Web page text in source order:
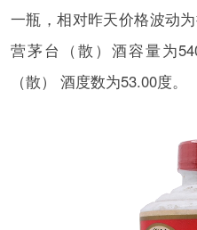
一瓶，相对昨天价格波动
营茅台（散）酒容量为
（散） 酒度数为53.00度。